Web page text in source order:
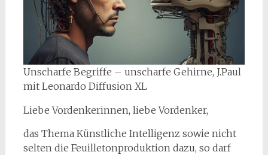
Unscharfe Begriffe – unscharfe Gehirne, J.Paul
mit Leonardo Diffusion XL
Liebe Vordenkerinnen, liebe Vordenker,
das Thema Künstliche Intelligenz sowie nicht
selten die Feuilletonproduktion dazu, so darf